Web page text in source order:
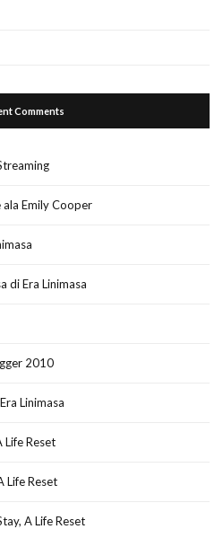
Comments
Emily Cooper
di Era Linimasa
2010
Linimasa
Life Reset
Life Reset
A Life Reset